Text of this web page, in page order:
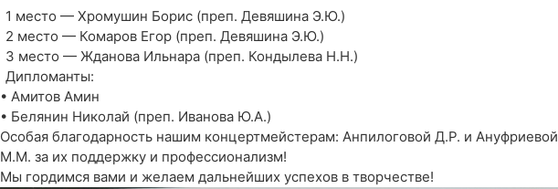
1 место — Хромушин Борис (преп. Девяшина Э.Ю.)
2 место — Комаров Егор (преп. Девяшина Э.Ю.)
3 место — Жданова Ильнара (преп. Кондылева Н.Н.)
Дипломанты:
• Амитов Амин
• Белянин Николай (преп. Иванова Ю.А.)
Особая благодарность нашим концертмейстерам: Анпилоговой Д.Р. и Ануфриевой
М.М. за их поддержку и профессионализм!
Мы гордимся вами и желаем дальнейших успехов в творчестве!